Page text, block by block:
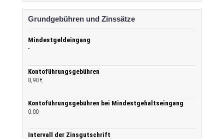
Grundgebühren und Zinssätze
Mindestgeldeingang
-
Kontoführungsgebühren
8,90 €
Kontoführungsgebühren bei Mindestgehaltseingang
0.00
Intervall der Zinsgutschrift